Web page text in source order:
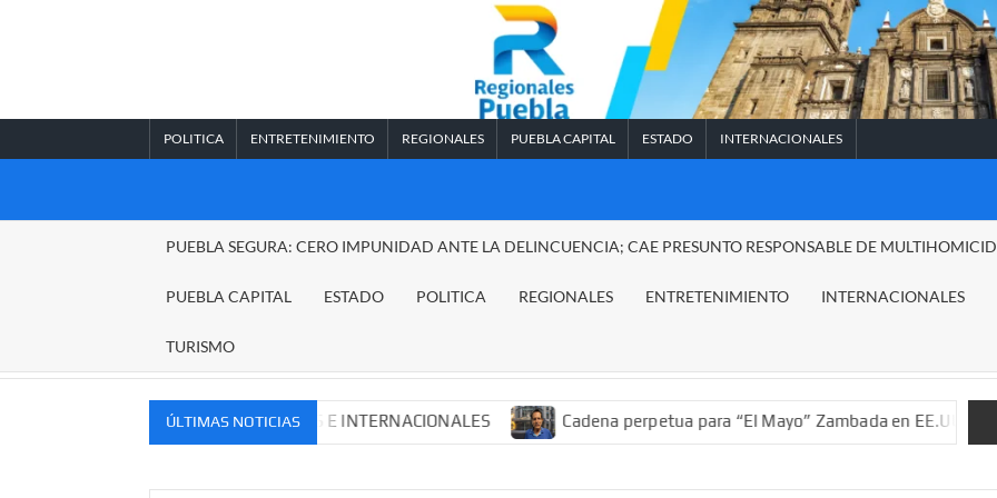
POLITICA ENTRETENIMIENTO REGIONALES PUEBLA CAPITAL ESTADO INTERNACIONALES
REGIONALES
PUEBLA SEGURA: CERO IMPUNIDAD ANTE LA DELINCUENCIA; CAE PRESUNTO RESPONSABLE DE
PUEBLA CAPITAL ESTADO POLITICA REGIONALES ENTRETENIMIENTO INTERNACIONALES
TURISMO
ÚLTIMAS NOTICIAS
MERCADOS NACIONALES E INTERNACIONALES Cadena perpetua para “El Mayo” Zambada en EE.UU.; ordenan